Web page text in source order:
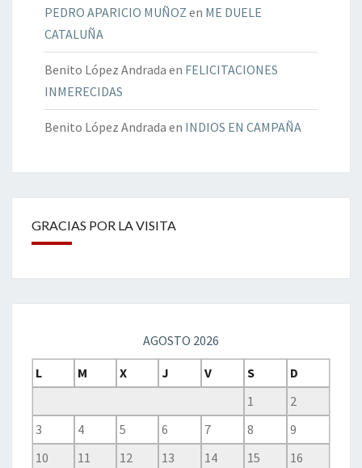
PEDRO APARICIO MUÑOZ en ME DUELE
CATALUÑA
Benito López Andrada en FELICITACIONES
INMERECIDAS
Benito López Andrada en INDIOS EN CAMPAÑA
GRACIAS POR LA VISITA
AGOSTO 2026
L
M X J V S
D
1
2
3
4 5 6 7 8
9
10
11 12 13 14 15
16